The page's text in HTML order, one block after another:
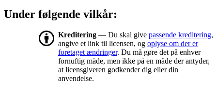
Under følgende vilkår:
Kreditering — Du skal give passende kreditering,
angive et link til licensen, og oplyse om der er
foretaget ændringer. Du må gøre det på enhver
fornuftig måde, men ikke på en måde der antyder,
at licensgiveren godkender dig eller din
anvendelse.